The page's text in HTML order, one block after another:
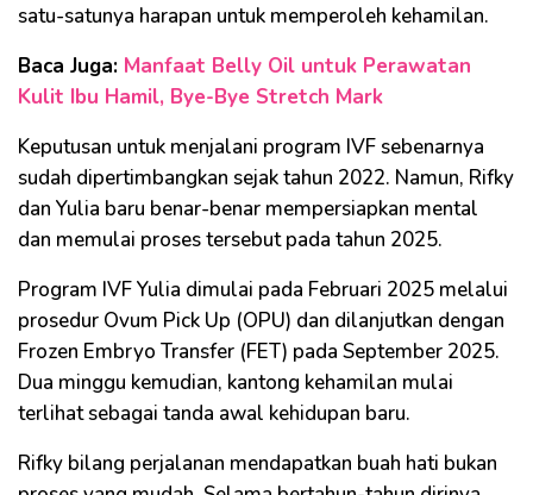
satu-satunya harapan untuk memperoleh kehamilan.
Baca Juga: Manfaat Belly Oil untuk Perawatan
Kulit Ibu Hamil, Bye-Bye Stretch Mark
Keputusan untuk menjalani program IVF sebenarnya
sudah dipertimbangkan sejak tahun 2022. Namun, Rifky
dan Yulia baru benar-benar mempersiapkan mental
dan memulai proses tersebut pada tahun 2025.
Program IVF Yulia dimulai pada Februari 2025 melalui
prosedur Ovum Pick Up (OPU) dan dilanjutkan dengan
Frozen Embryo Transfer (FET) pada September 2025.
Dua minggu kemudian, kantong kehamilan mulai
terlihat sebagai tanda awal kehidupan baru.
Rifky bilang perjalanan mendapatkan buah hati bukan